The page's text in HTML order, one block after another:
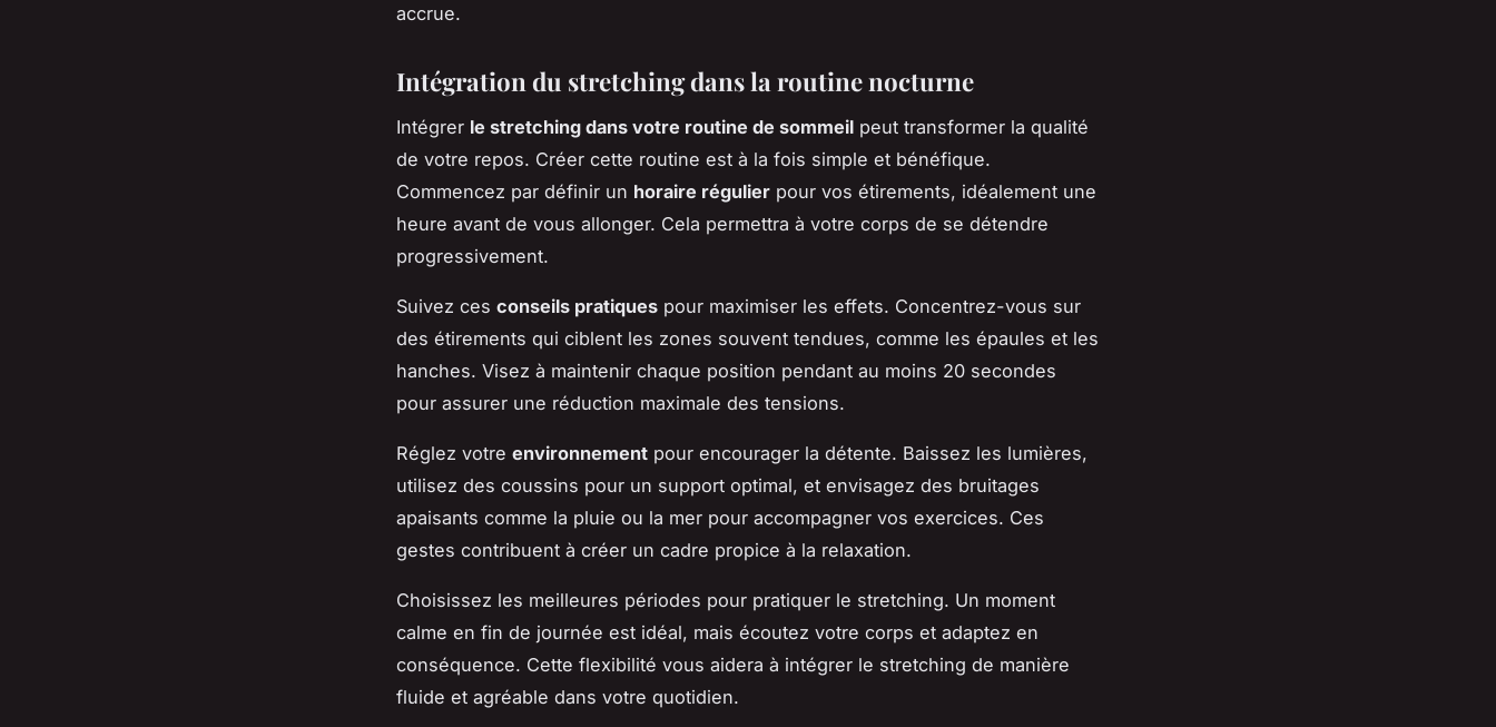
accrue.
Intégration du stretching dans la routine nocturne
Intégrer le stretching dans votre routine de sommeil peut transformer la qualité
de votre repos. Créer cette routine est à la fois simple et bénéfique.
Commencez par définir un horaire régulier pour vos étirements, idéalement une
heure avant de vous allonger. Cela permettra à votre corps de se détendre
progressivement.
Suivez ces conseils pratiques pour maximiser les effets. Concentrez-vous sur
des étirements qui ciblent les zones souvent tendues, comme les épaules et les
hanches. Visez à maintenir chaque position pendant au moins 20 secondes
pour assurer une réduction maximale des tensions.
Réglez votre environnement pour encourager la détente. Baissez les lumières,
utilisez des coussins pour un support optimal, et envisagez des bruitages
apaisants comme la pluie ou la mer pour accompagner vos exercices. Ces
gestes contribuent à créer un cadre propice à la relaxation.
Choisissez les meilleures périodes pour pratiquer le stretching. Un moment
calme en fin de journée est idéal, mais écoutez votre corps et adaptez en
conséquence. Cette flexibilité vous aidera à intégrer le stretching de manière
fluide et agréable dans votre quotidien.